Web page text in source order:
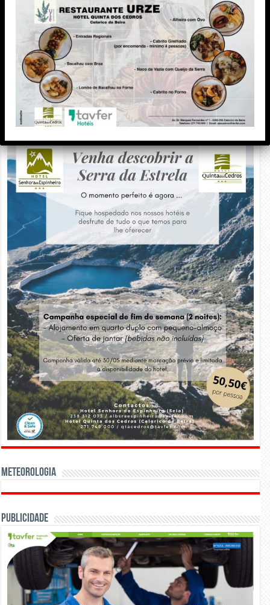
PUBLICIDADE
Meteorologia
Publicidade